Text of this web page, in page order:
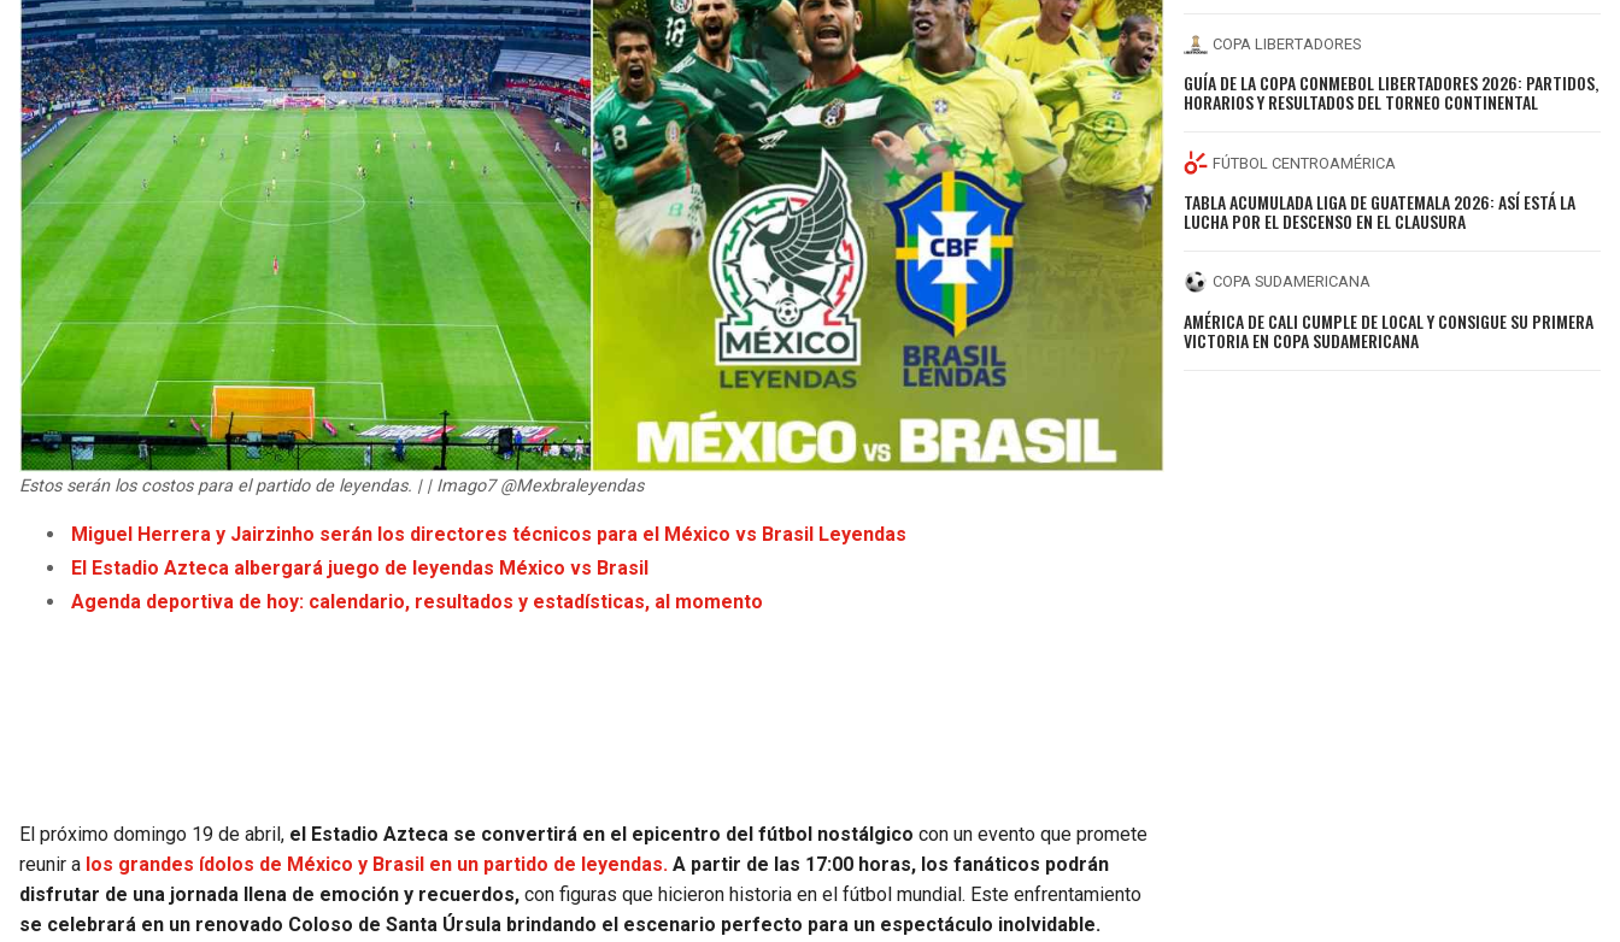
Estos serán los costos para el partido de leyendas. | | Imago7 @Mexbraleyendas
Miguel Herrera y Jairzinho serán los directores técnicos para el México vs Brasil Leyendas
El Estadio Azteca albergará juego de leyendas México vs Brasil
Agenda deportiva de hoy: calendario, resultados y estadísticas, al momento
El próximo domingo 19 de abril, el Estadio Azteca se convertirá en el epicentro del fútbol nostálgico con un evento que promete
reunir a los grandes ídolos de México y Brasil en un partido de leyendas. A partir de las 17:00 horas, los fanáticos podrán
disfrutar de una jornada llena de emoción y recuerdos, con figuras que hicieron historia en el fútbol mundial. Este enfrentamiento
se celebrará en un renovado Coloso de Santa Úrsula brindando el escenario perfecto para un espectáculo inolvidable.
COPA LIBERTADORES
GUÍA DE LA COPA CONMEBOL LIBERTADORES 2026: PARTIDOS,
HORARIOS Y RESULTADOS DEL TORNEO CONTINENTAL
FÚTBOL CENTROAMÉRICA
TABLA ACUMULADA LIGA DE GUATEMALA 2026: ASÍ ESTÁ LA
LUCHA POR EL DESCENSO EN EL CLAUSURA
COPA SUDAMERICANA
AMÉRICA DE CALI CUMPLE DE LOCAL Y CONSIGUE SU PRIMERA
VICTORIA EN COPA SUDAMERICANA